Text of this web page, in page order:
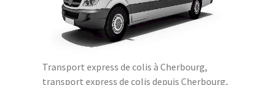
Transport express de colis à Cherbourg,
transport express de colis depuis Cherbourg,